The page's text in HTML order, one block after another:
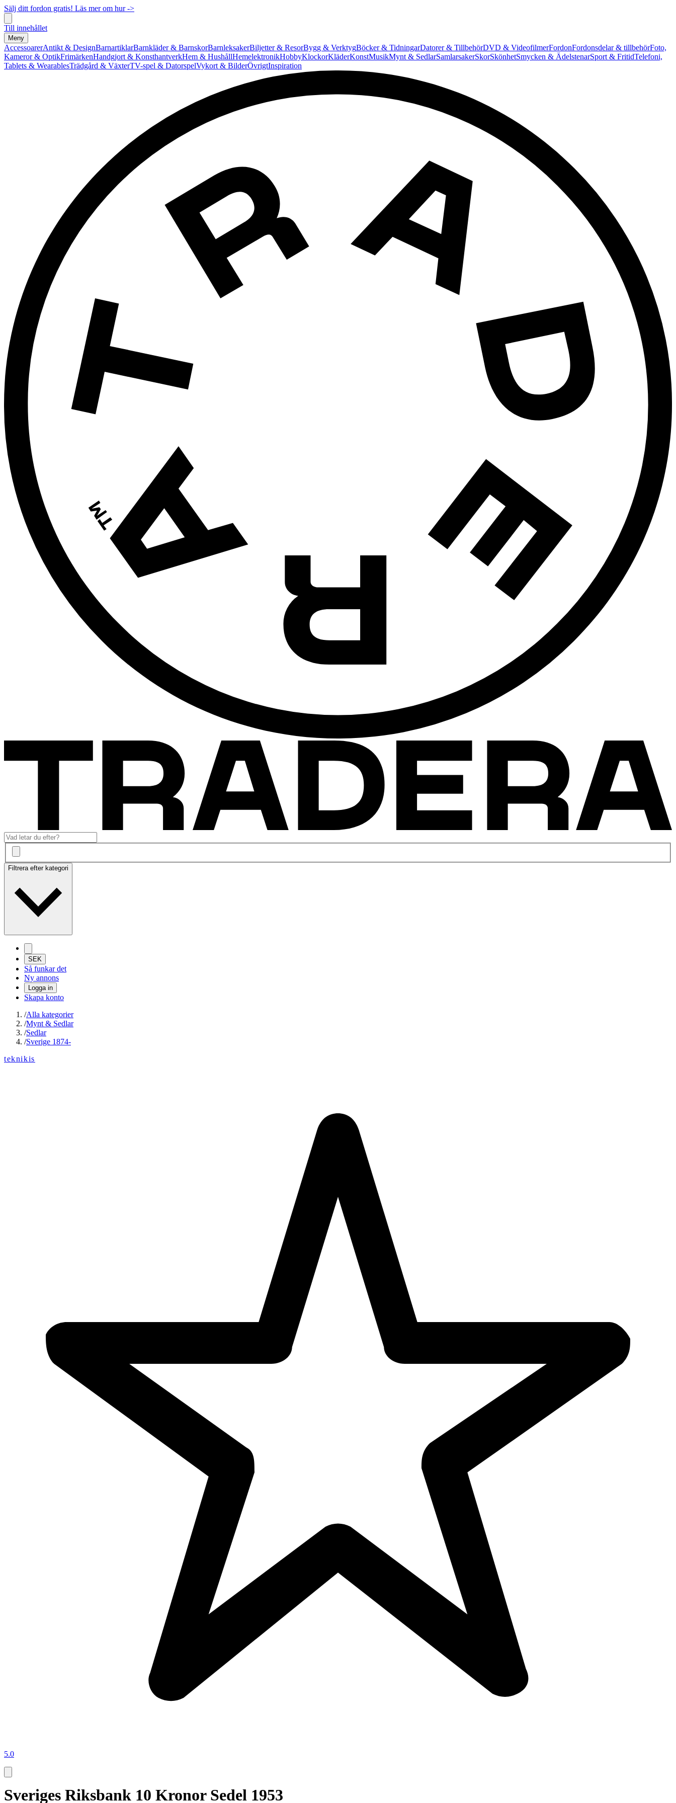
Sälj ditt fordon gratis! Läs mer om hur ->
Till innehållet
Meny
AccessoarerAntikt & DesignBarnartiklarBarnkläder & BarnskorBarnleksakerBiljetter & ResorBygg & VerktygBöcker & TidningarDatorer & TillbehörDVD & VideofilmerFordonFordonsdelar & tillbehörFoto,
Kameror & OptikFrimärkenHandgjort & KonsthantverkHem & HushållHemelektronikHobbyKlockorKläderKonstMusikMynt & SedlarSamlarsakerSkorSkönhetSmycken & ÄdelstenarSport & FritidTelefoni,
Tablets & WearablesTrädgård & VäxterTV-spel & DatorspelVykort & BilderÖvrigtInspiration
Filtrera efter kategori
SEK
Så funkar det
Ny annons
Logga in
Skapa konto
/Alla kategorier
/Mynt & Sedlar
/Sedlar
/Sverige 1874-
teknikis
5.0
Sveriges Riksbank 10 Kronor Sedel 1953